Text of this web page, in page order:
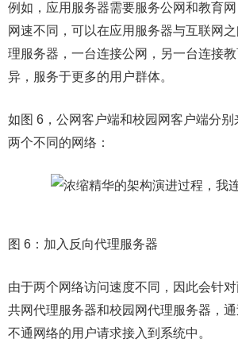
例如，应用服务器需要服务公网和教育
网速不同，可以在应用服务器与互联网
理服务器，一台连接公网，另一台连接
异，服务于更多的用户群体。
如图 6，公网客户端和校园网客户端分别
两个不同的网络：
图 6：加入反向代理服务器
由于两个网络访问速度不同，因此会针
共网代理服务器和校园网代理服务器，
不通网络的用户请求接入到系统中。